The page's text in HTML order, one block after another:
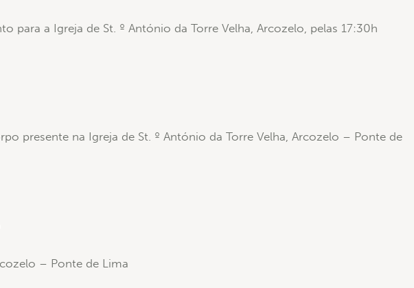
para a Igreja de St. º António da Torre Velha, Arcozelo, pelas 17:30h
presente na Igreja de St. º António da Torre Velha, Arcozelo – Ponte de
– Ponte de Lima